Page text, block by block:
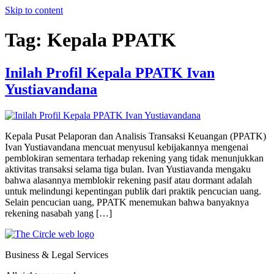
Skip to content
Tag: Kepala PPATK
Inilah Profil Kepala PPATK Ivan
Yustiavandana
Kepala Pusat Pelaporan dan Analisis Transaksi Keuangan (PPATK)
Ivan Yustiavandana mencuat menyusul kebijakannya mengenai
pemblokiran sementara terhadap rekening yang tidak menunjukkan
aktivitas transaksi selama tiga bulan. Ivan Yustiavanda mengaku
bahwa alasannya memblokir rekening pasif atau dormant adalah
untuk melindungi kepentingan publik dari praktik pencucian uang.
Selain pencucian uang, PPATK menemukan bahwa banyaknya
rekening nasabah yang […]
Business & Legal Services